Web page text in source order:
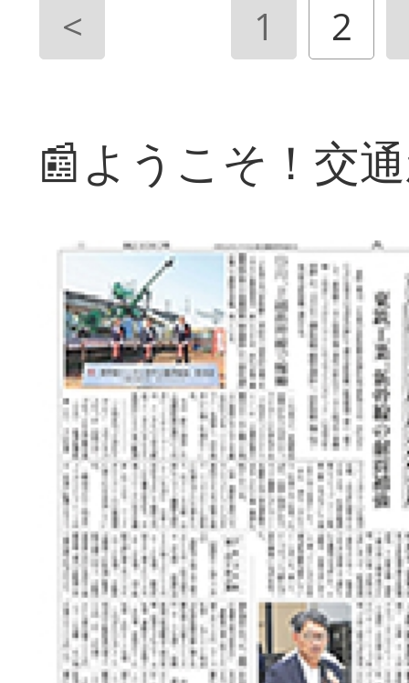
< 1 2
📰ようこそ！交